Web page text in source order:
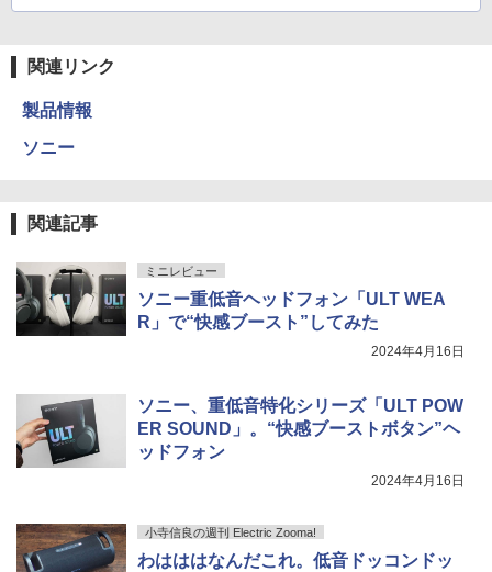
関連リンク
製品情報
ソニー
関連記事
ミニレビュー
ソニー重低音ヘッドフォン「ULT WEA
R」で“快感ブースト”してみた
2024年4月16日
ソニー、重低音特化シリーズ「ULT POW
ER SOUND」。“快感ブーストボタン”ヘ
ッドフォン
2024年4月16日
小寺信良の週刊 Electric Zooma!
わはははなんだこれ。低音ドッコンドッ